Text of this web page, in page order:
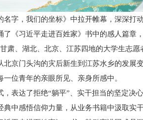
字，我们的坐标》中拉开帷幕，深深打
《习近平走进百姓家》书中的感人篇章
肃、湖北、北京、江苏四地的大学生志愿
京门头沟的灾后新生到江苏水乡的发展
位青年的亲眼所见、亲身所感中。
表达了拒绝“躺平”、实干担当的坚定决
中感悟信仰力量，从业务书籍中汲取实干